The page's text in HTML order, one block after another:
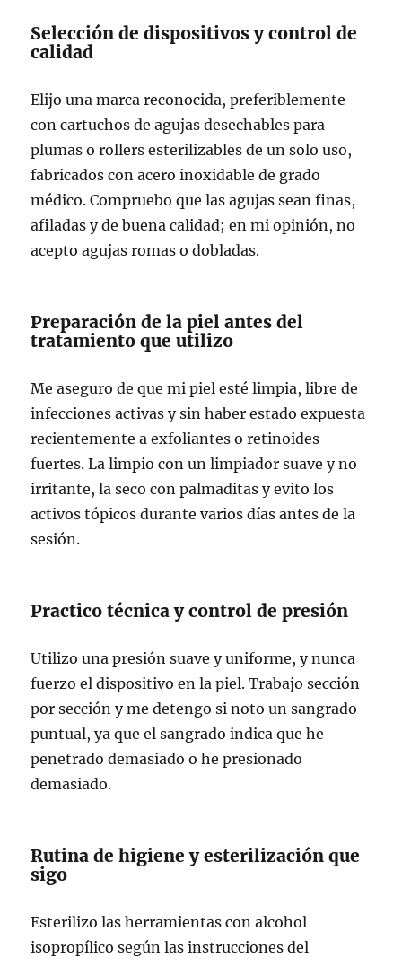
Selección de dispositivos y control de
calidad
Elijo una marca reconocida, preferiblemente
con cartuchos de agujas desechables para
plumas o rollers esterilizables de un solo uso,
fabricados con acero inoxidable de grado
médico. Compruebo que las agujas sean finas,
afiladas y de buena calidad; en mi opinión, no
acepto agujas romas o dobladas.
Preparación de la piel antes del
tratamiento que utilizo
Me aseguro de que mi piel esté limpia, libre de
infecciones activas y sin haber estado expuesta
recientemente a exfoliantes o retinoides
fuertes. La limpio con un limpiador suave y no
irritante, la seco con palmaditas y evito los
activos tópicos durante varios días antes de la
sesión.
Practico técnica y control de presión
Utilizo una presión suave y uniforme, y nunca
fuerzo el dispositivo en la piel. Trabajo sección
por sección y me detengo si noto un sangrado
puntual, ya que el sangrado indica que he
penetrado demasiado o he presionado
demasiado.
Rutina de higiene y esterilización que
sigo
Esterilizo las herramientas con alcohol
isopropílico según las instrucciones del